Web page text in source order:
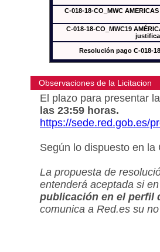
C-018-18-CO_MWC
C-018-18-CO_MWC19
Resolución pago C-018-
Observaciones de la Licitacion
El plazo para presentar
las 23:59 horas.
https://sede.red.gob.es/
Según lo dispuesto en
La propuesta de
entenderá aceptada si
publicación en el perfil
comunica a Red.es su